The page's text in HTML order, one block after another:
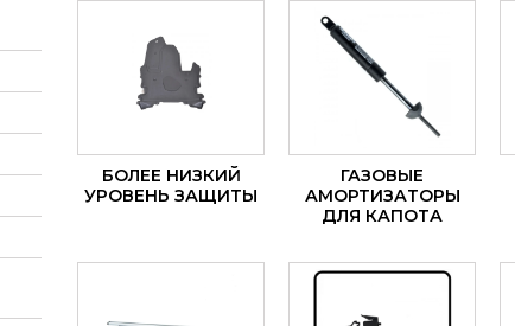
БОЛЕЕ НИЗКИЙ
УРОВЕНЬ ЗАЩИТЫ
ГАЗОВЫЕ
АМОРТИЗАТОРЫ
ДЛЯ КАПОТА